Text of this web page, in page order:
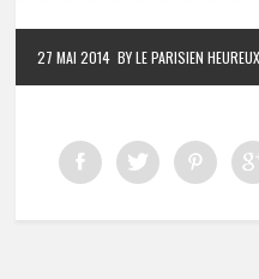
27 MAI 2014 BY LE PARISIEN HEUREUX